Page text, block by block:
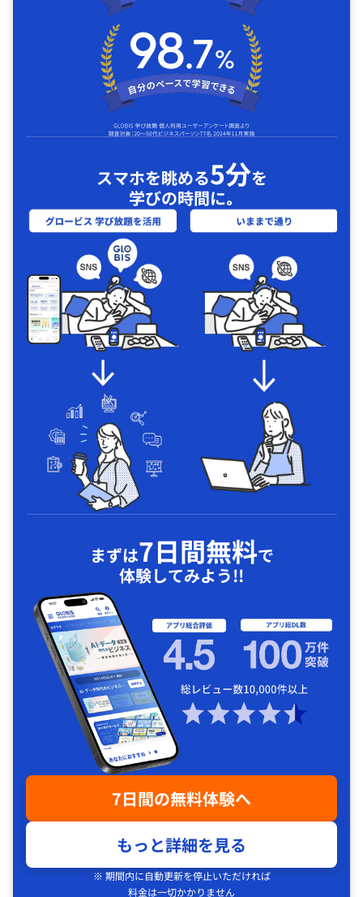
スマホを眺める5分を
学びの時間に｡
まずは7日間無料で
体験してみよう!!
7日間の無料体験へ
もっと詳細を見る
※ 期間内に自動更新を停止いただければ
料金は一切かかりません